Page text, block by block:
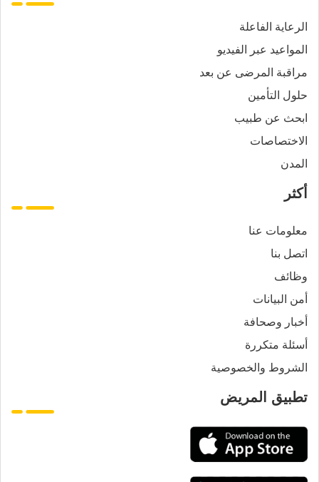
الرعاية الفاعلة
المواعيد عبر الفيديو
مراقبة المرضى عن بعد
حلول التأمين
ابحث عن طبيب
الاختصاصات
المدن
أكثر
معلومات عنا
اتصل بنا
وظائف
أمن البيانات
أخبار وصحافة
أسئلة متكررة
الشروط والخصوصية
تطبيق المريض